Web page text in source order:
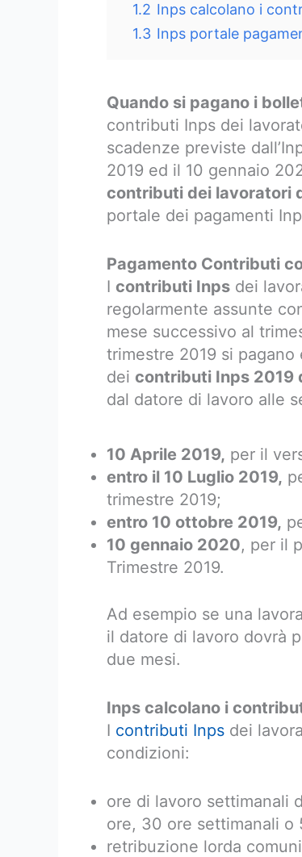
1.2 Inps calcolano i
1.3 Inps portale
Quando si pagano i
contributi Inps dei
scadenze previste
2019 ed il 10 gennaio
contributi dei lavoratori
portale dei pagamenti
Pagamento Contributi
I contributi Inps dei
regolarmente assunte
mese successivo al
trimestre 2019 si
dei contributi Inps 2019
dal datore di lavoro alle
10 Aprile 2019, per il
entro il 10 Luglio 2019,
trimestre 2019;
entro 10 ottobre 2019,
10 gennaio 2020, per il
Trimestre 2019.
Ad esempio se una
il datore di lavoro dovrà
due mesi.
Inps calcolano i
I contributi Inps dei
condizioni:
ore di lavoro settimanali
ore, 30 ore settimanali o
retribuzione lorda